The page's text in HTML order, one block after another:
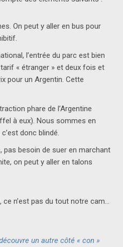
On peut y aller en bus pour
l’entrée du parc est bien
« étranger » et deux fois et
pour un Argentin. Cette
phare de l’Argentine
à eux). Nous sommes en
donc blindé.
pas besoin de suer en marchant
on peut y aller en talons
ce n’est pas du tout notre cam…
un autre côté « con »